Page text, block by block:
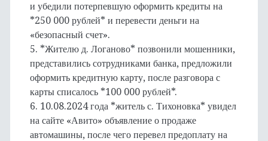
и убедили потерпевшую оформить кредиты на
*250 000 рублей* и перевести деньги на
«безопасный счет».
5. *Жителю д. Логаново* позвонили мошенники,
представились сотрудниками банка, предложили
оформить кредитную карту, после разговора с
карты списалось *100 000 рублей*.
6. 10.08.2024 года *житель с. Тихоновка* увидел
на сайте «Авито» объявление о продаже
автомашины, после чего перевел предоплату на